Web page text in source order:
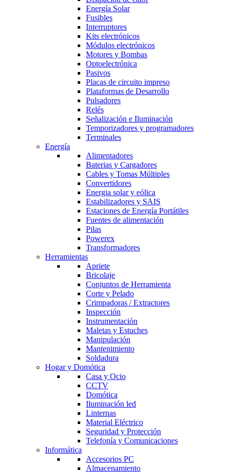
Energía Solar
Fusibles
Interruptores
Kits electrónicos
Módulos electrónicos
Motores y Bombas
Optoelectrónica
Pasivos
Placas de circuito impreso
Plataformas de Desarrollo
Pulsadores
Relés
Señalización e Iluminación
Temporizadores y programadores
Terminales
Energía
Alimentadores
Baterias y Cargadores
Cables y Tomas Múltiples
Convertidores
Energia solar y eólica
Estabilizadores y SAIS
Estaciones de Energía Portátiles
Fuentes de alimentación
Pilas
Powerex
Transformadores
Herramientas
Apriete
Bricolaje
Conjuntos de Herramienta
Corte y Pelado
Crimpadoras / Extractores
Inspección
Instrumentación
Maletas y Estuches
Manipulación
Mantenimiento
Soldadura
Hogar y Domótica
Casa y Ocio
CCTV
Domótica
Iluminación led
Linternas
Material Eléctrico
Seguridad y Protección
Telefonía y Comunicaciones
Informática
Accesorios PC
Almacenamiento